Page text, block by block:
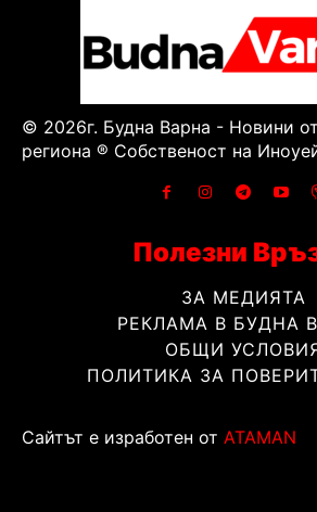
© 2026г. Будна Варна - Новини
региона ® Собственост на
Полезни
ЗА МЕДИЯТА
РЕКЛАМА В БУДНА
ОБЩИ
ПОЛИТИКА ЗА
Сайтът е изработен от ATAMAN